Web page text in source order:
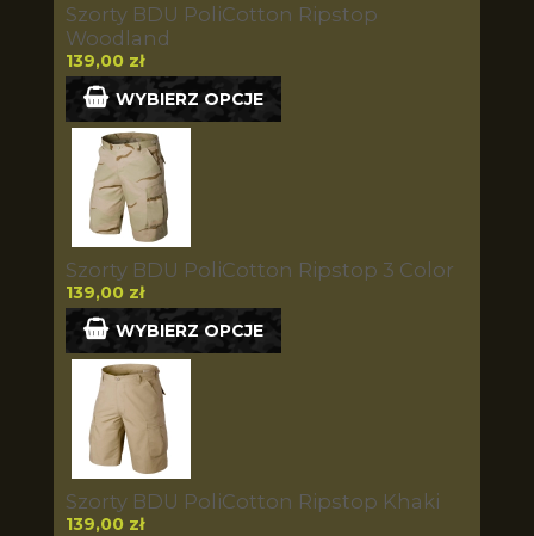
Szorty BDU PoliCotton Ripstop
Woodland
139,00 zł
WYBIERZ OPCJE
Szorty BDU PoliCotton Ripstop 3 Color
139,00 zł
WYBIERZ OPCJE
Szorty BDU PoliCotton Ripstop Khaki
139,00 zł